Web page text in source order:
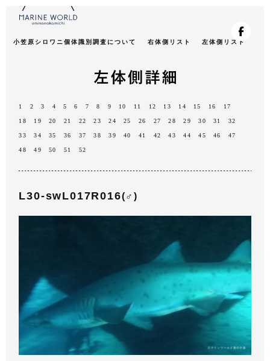
小笠原シロワニ個体識別調査について 右体側リスト 左体側リスト
1 2 3 4 5 6 7 8 9 10 11 12 13 14 15 16 17
18 19 20 21 22 23 24 25 26 27 28 29 30 31 32
33 34 35 36 37 38 39 40 41 42 43 44 45 46 47
48 49 50 51 52
L30-swL017R016(♂)